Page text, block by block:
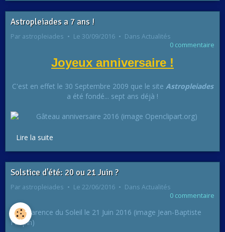
Astropleiades a 7 ans !
Par astropleiades Le 30/09/2016 Dans Actualités
0 commentaire
Joyeux anniversaire !
C'est en effet le 30 Septembre 2009 que le site Astropleiades
a été fondé... sept ans déjà !
Lire la suite
Solstice d'été: 20 ou 21 Juin ?
Par astropleiades Le 22/06/2016 Dans Actualités
0 commentaire